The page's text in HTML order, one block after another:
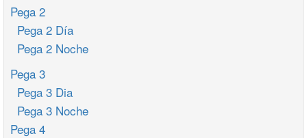
Pega 2
Pega 2 Día
Pega 2 Noche
Pega 3
Pega 3 Dia
Pega 3 Noche
Pega 4